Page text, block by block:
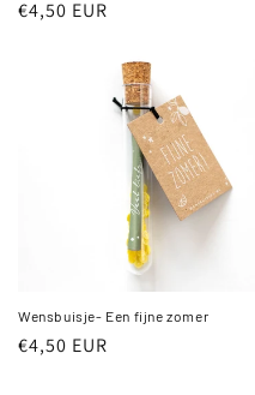
Normale
€4,50 EUR
Wensbuisje- Een fijne zomer
Normale
€4,50 EUR